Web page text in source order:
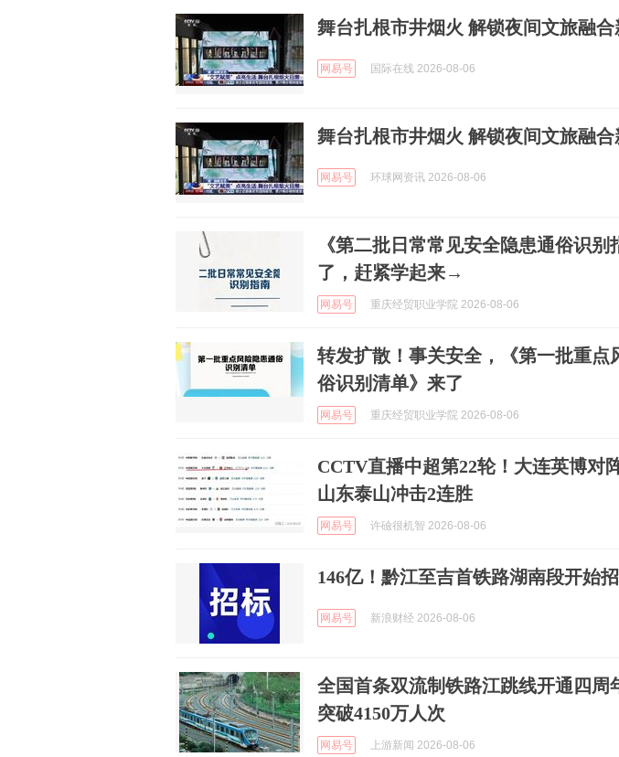
舞台扎根市井烟火 解锁夜间文旅融合
网易号 国际在线 2026-08-06
舞台扎根市井烟火 解锁夜间文旅融合
网易号 环球网资讯 2026-08-06
《第二批日常常见安全隐患通俗识别
了，赶紧学起来→
网易号 重庆经贸职业学院 2026-08-06
转发扩散！事关安全，《第一批重点
俗识别清单》来了
网易号 重庆经贸职业学院 2026-08-06
CCTV直播中超第22轮！大连英博对
山东泰山冲击2连胜
网易号 许礆很机智 2026-08-06
146亿！黔江至吉首铁路湖南段开始
网易号 新浪财经 2026-08-06
全国首条双流制铁路江跳线开通四周
突破4150万人次
网易号 上游新闻 2026-08-06